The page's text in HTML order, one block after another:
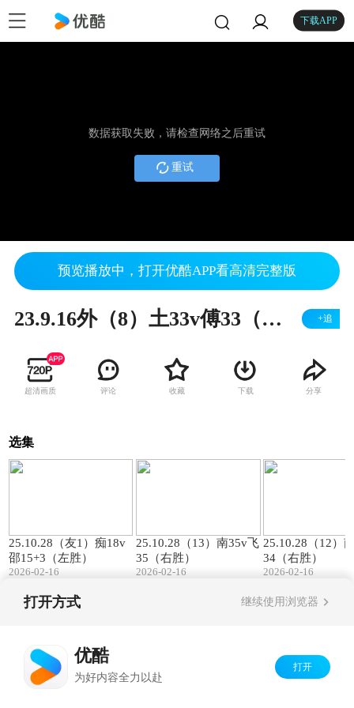
下载APP
数据获取失败，请检查网络之后重试
重试
预览播放中，打开优酷APP看高清完整版
23.9.16外（8）土33v傅33（右胜） +追
超清画质 评论 收藏 下载 分享
选集
25.10.28（友1）痴18v
邵15+3（左胜）
2026-02-16
25.10.28（13）南35v飞
35（右胜）
2026-02-16
25.10.28（12）
34（右胜）
2026-02-16
打开方式 继续使用浏览器
优酷
为好内容全力以赴
打开